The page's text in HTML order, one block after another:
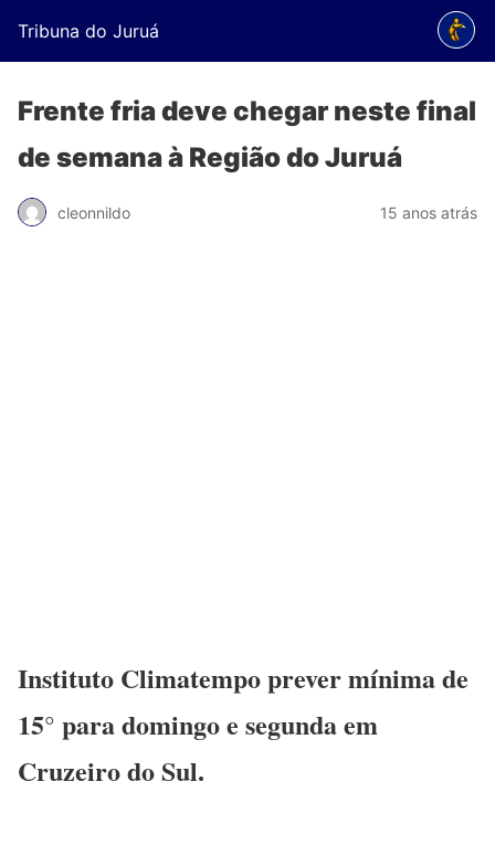
Tribuna do Juruá
Frente fria deve chegar neste final
de semana à Região do Juruá
cleonnildo 15 anos atrás
Instituto Climatempo prever mínima de
15° para domingo e segunda em
Cruzeiro do Sul.